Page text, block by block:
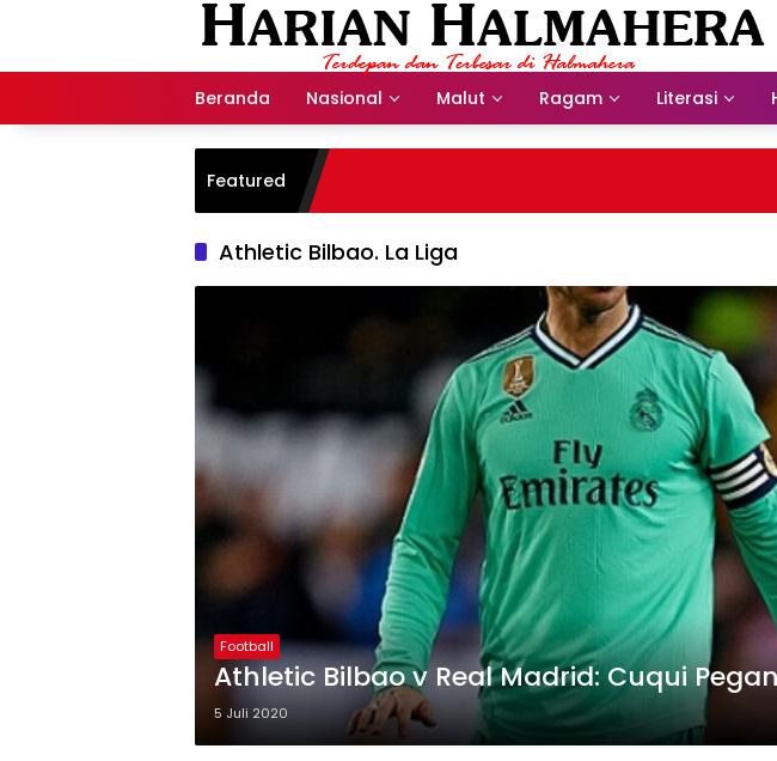
Beranda Nasional Malut Ragam Literasi
Featured
Athletic Bilbao. La Liga
Football
Athletic Bilbao v Real Madrid: Cuqui
5 Juli 2020